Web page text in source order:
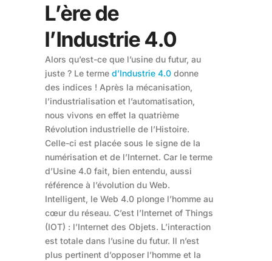
L’ère de
l’Industrie 4.0
Alors qu’est-ce que l’usine du futur, au
juste ? Le terme d’Industrie 4.0 donne
des indices ! Après la mécanisation,
l’industrialisation et l’automatisation,
nous vivons en effet la quatrième
Révolution industrielle de l’Histoire.
Celle-ci est placée sous le signe de la
numérisation et de l’Internet. Car le terme
d’Usine 4.0 fait, bien entendu, aussi
référence à l’évolution du Web.
Intelligent, le Web 4.0 plonge l’homme au
cœur du réseau. C’est l’Internet of Things
(IOT) : l’Internet des Objets. L’interaction
est totale dans l’usine du futur. Il n’est
plus pertinent d’opposer l’homme et la